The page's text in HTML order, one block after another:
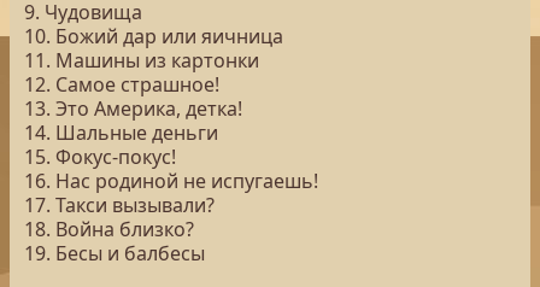
9. Чудовища
10. Божий дар или яичница
11. Машины из картонки
12. Самое страшное!
13. Это Америка, детка!
14. Шальные деньги
15. Фокус-покус!
16. Нас родиной не испугаешь!
17. Такси вызывали?
18. Война близко?
19. Бесы и балбесы